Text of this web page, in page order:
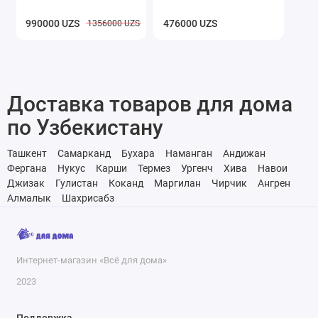
990000 UZS 1356000 UZS 476000 UZS
Доставка товаров для дома
по Узбекистану
Ташкент Самарканд Бухара Наманган
Андижан
Фергана
Нукус Карши Термез Ургенч Хива
Навои
Джизак
Гулистан Коканд Маргилан Чирчик
Ангрен
Алмалык
Шахрисабз
Интернет-магазин «Всё для дома»
2023